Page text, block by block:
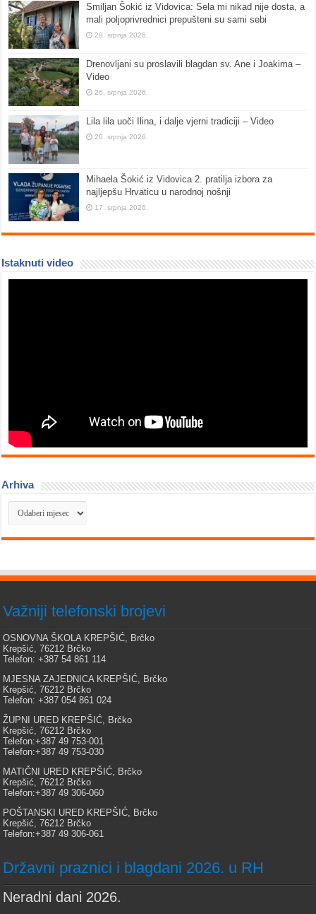
Smiljan Šokić iz Vidovica: Sela mi nikad nije dosta, a
mali poljoprivrednici prepušteni su sami sebi
28. srpnja 2026.
Drenovljani su proslavili blagdan sv. Ane i Joakima –
Video
26. srpnja 2026.
Lila lila uoči Ilina, i dalje vjerni tradiciji – Video
20. srpnja 2026.
Mihaela Šokić iz Vidovica 2. pratilja izbora za
najljepšu Hrvaticu u narodnoj nošnji
17. srpnja 2026.
Istaknuti video
Arhiva
Arhiva
Važniji telefonski brojevi
OSNOVNA ŠKOLA KREPŠIĆ, Brčko
Krepšić, 76212 Brčko
Telefon: +387 54 861 114
MJESNA ZAJEDNICA KREPŠIĆ, Brčko
Krepšić, 76212 Brčko
Telefon: +387 054 861 024
ŽUPNI URED KREPŠIĆ, Brčko
Krepšić, 76212 Brčko
Telefon:+387 49 753-001
Telefon:+387 49 753-030
MATIČNI URED KREPŠIĆ, Brčko
Krepšić, 76212 Brčko
Telefon:+387 49 306-060
POŠTANSKI URED KREPŠIĆ, Brčko
Krepšić, 76212 Brčko
Telefon:+387 49 306-061
Državni praznici i blagdani 2026. u RH
Neradni dani 2026.